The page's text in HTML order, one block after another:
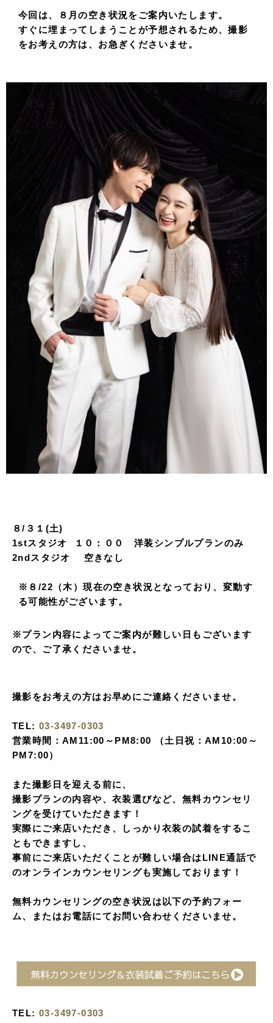
今回は、８月の空き状況をご案内いたします。
すぐに埋まってしまうことが予想されるため、撮影
をお考えの方は、お急ぎくださいませ。
８/３１(土)
1stスタジオ １０：００ 洋装シンプルプランのみ
2ndスタジオ 空きなし
※８/22（木）現在の空き状況となっており、変動す
る可能性がございます。
※プラン内容によってご案内が難しい日もございます
ので、ご了承くださいませ。
撮影をお考えの方はお早めにご連絡くださいませ。
TEL: 03-3497-0303
営業時間：AM11:00～PM8:00 （土日祝：AM10:00～
PM7:00）
また撮影日を迎える前に、
撮影プランの内容や、衣装選びなど、無料カウンセリ
ングを受けていただきます！
実際にご来店いただき、しっかり衣装の試着をするこ
ともできますし、
事前にご来店いただくことが難しい場合はLINE通話で
のオンラインカウンセリングも実施しております！
無料カウンセリングの空き状況は以下の予約フォー
ム、またはお電話にてお問い合わせくださいませ。
TEL: 03-3497-0303